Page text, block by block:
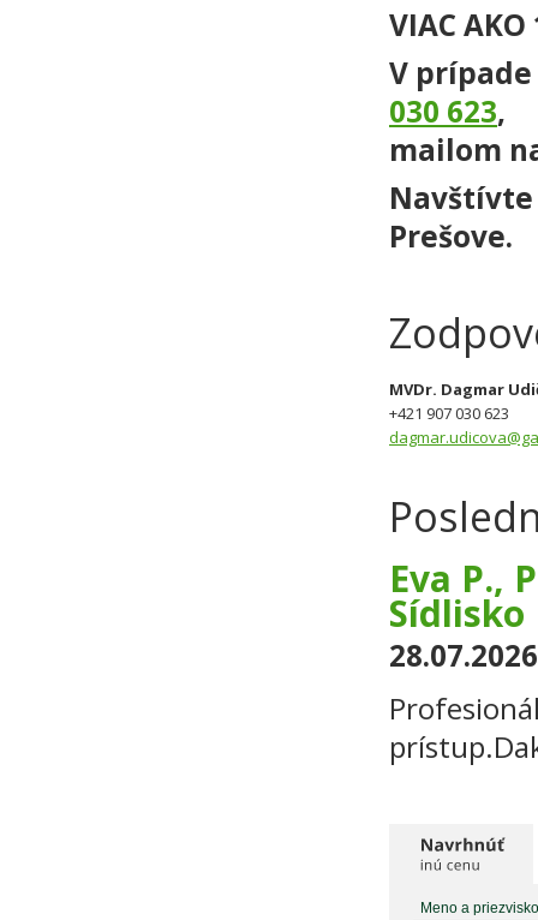
VIAC AKO
V
030 623,
mailom
Navštívte
Prešove.
MVDr. Dagmar
+421 907 030 623
Eva P.,
Sídlisko
28.07.2026
Meno a